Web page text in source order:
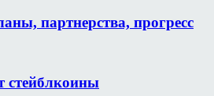
партнерства, прогресс